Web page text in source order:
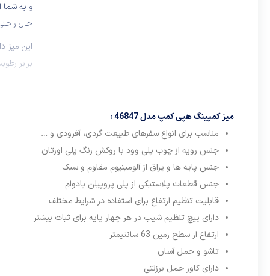
و به شما
حال
این میز
برابر
بر
میز کمپینگ هپی کمپ مدل 46847 :
مناسب برای انواع سفرهای طبیعت گردی، آفرودی و …
جنس رویه از چوب پلی وود با روکش رنگ پلی اورتان
جنس پایه‌ ها و یراق از آلومینیوم مقاوم و سبک
جنس قطعات پلاستیکی از پلی‌ پروپیلن بادوام
قابلیت تنظیم ارتفاع برای استفاده در شرایط مختلف
دارای پیچ تنظیم شیب در هر چهار پایه برای ثبات بیشتر
ارتفاع از سطح زمین 63 سانتیمتر
تاشو و حمل آسان
دارای کاور حمل برزنتی